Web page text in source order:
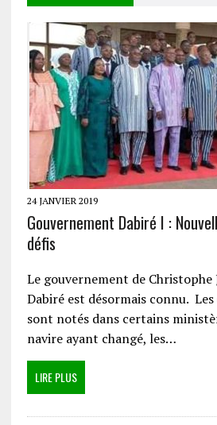
24 JANVIER 2019
Gouvernement Dabiré I :
défis
Le gouvernement de Christophe
Dabiré est désormais connu.
sont notés dans certains
navire ayant changé, les…
LIRE PLUS